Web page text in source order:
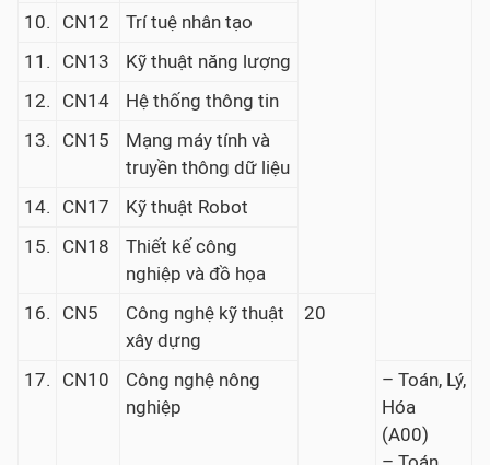
10.
CN12
Trí tuệ nhân tạo
11.
CN13
Kỹ thuật năng lượng
12.
CN14
Hệ thống thông tin
13.
CN15
Mạng máy tính và
truyền thông dữ liệu
14.
CN17
Kỹ thuật Robot
15.
CN18
Thiết kế công
nghiệp và đồ họa
16.
CN5
Công nghệ kỹ thuật
xây dựng
20
17. CN10
Công nghệ nông
nghiệp
– Toán, Lý,
Hóa
(A00)